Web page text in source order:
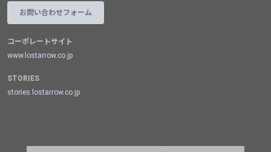
お問い合わせフォーム
コーポレートサイト
www.lostarrow.co.jp
STORIES
stories.lostarrow.co.jp